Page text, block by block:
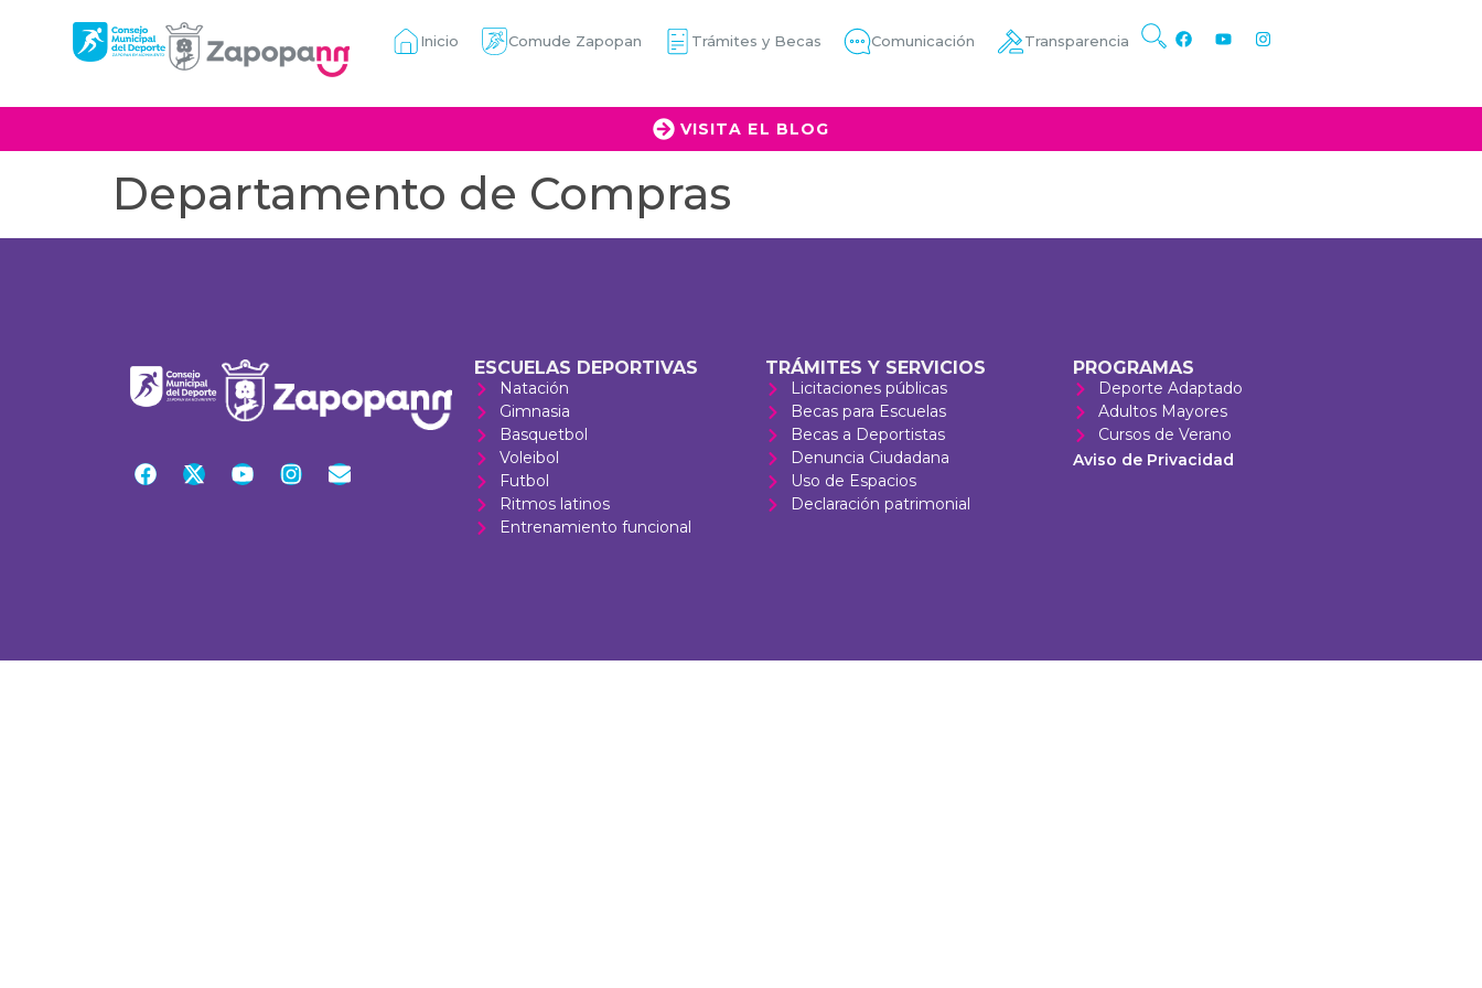
Inicio Comude Zapopan Trámites y Becas Comunicación Transparencia
VISITA EL BLOG
Departamento de Compras
ESCUELAS DEPORTIVAS
Natación
Gimnasia
Basquetbol
Voleibol
Futbol
Ritmos latinos
Entrenamiento funcional
TRÁMITES Y SERVICIOS
Licitaciones públicas
Becas para Escuelas
Becas a Deportistas
Denuncia Ciudadana
Uso de Espacios
Declaración patrimonial
PROGRAMAS
Deporte Adaptado
Adultos Mayores
Cursos de Verano
Aviso de Privacidad